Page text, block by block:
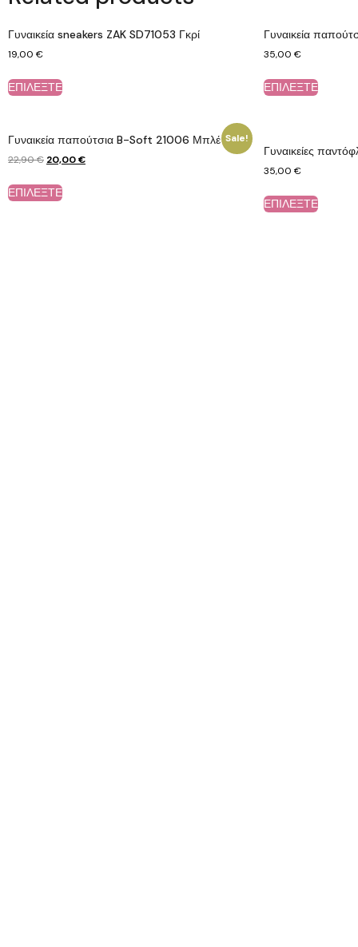
Γυναικεία sneakers ZAK SD71053 Γκρί
19,00 €
ΕΠΙΛΕΞΤΕ
Γυναικεία
35,00 €
ΕΠΙΛΕΞΤΕ
Sale!
Γυναικεία παπούτσια B-Soft 21006 Μπλέ
22,90€ 20,00€
ΕΠΙΛΕΞΤΕ
Γυναικείες
35,00 €
ΕΠΙΛΕΞΤΕ